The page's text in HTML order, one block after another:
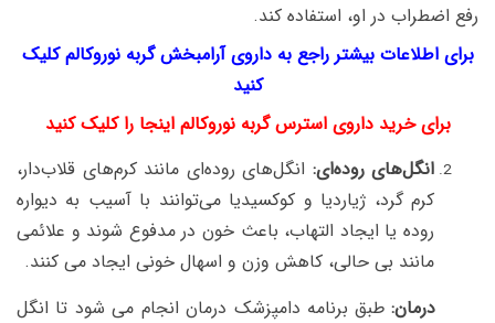
رفع اضطراب در او، استفاده کند.
برای اطلاعات بیشتر راجع به داروی آرامبخش گربه نوروکالم کلیک
کنید
برای خرید داروی استرس گربه نوروکالم اینجا را کلیک کنید
انگل‌های روده‌ای: انگل‌های روده‌ای مانند کرم‌های قلاب‌دار،
کرم گرد، ژیاردیا و کوکسیدیا می‌توانند با آسیب به دیواره
روده یا ایجاد التهاب، باعث خون در مدفوع شوند و علائمی
مانند بی حالی، کاهش وزن و اسهال خونی ایجاد می کنند.
درمان:طبق برنامه دامپزشک درمان انجام می شود تا انگل